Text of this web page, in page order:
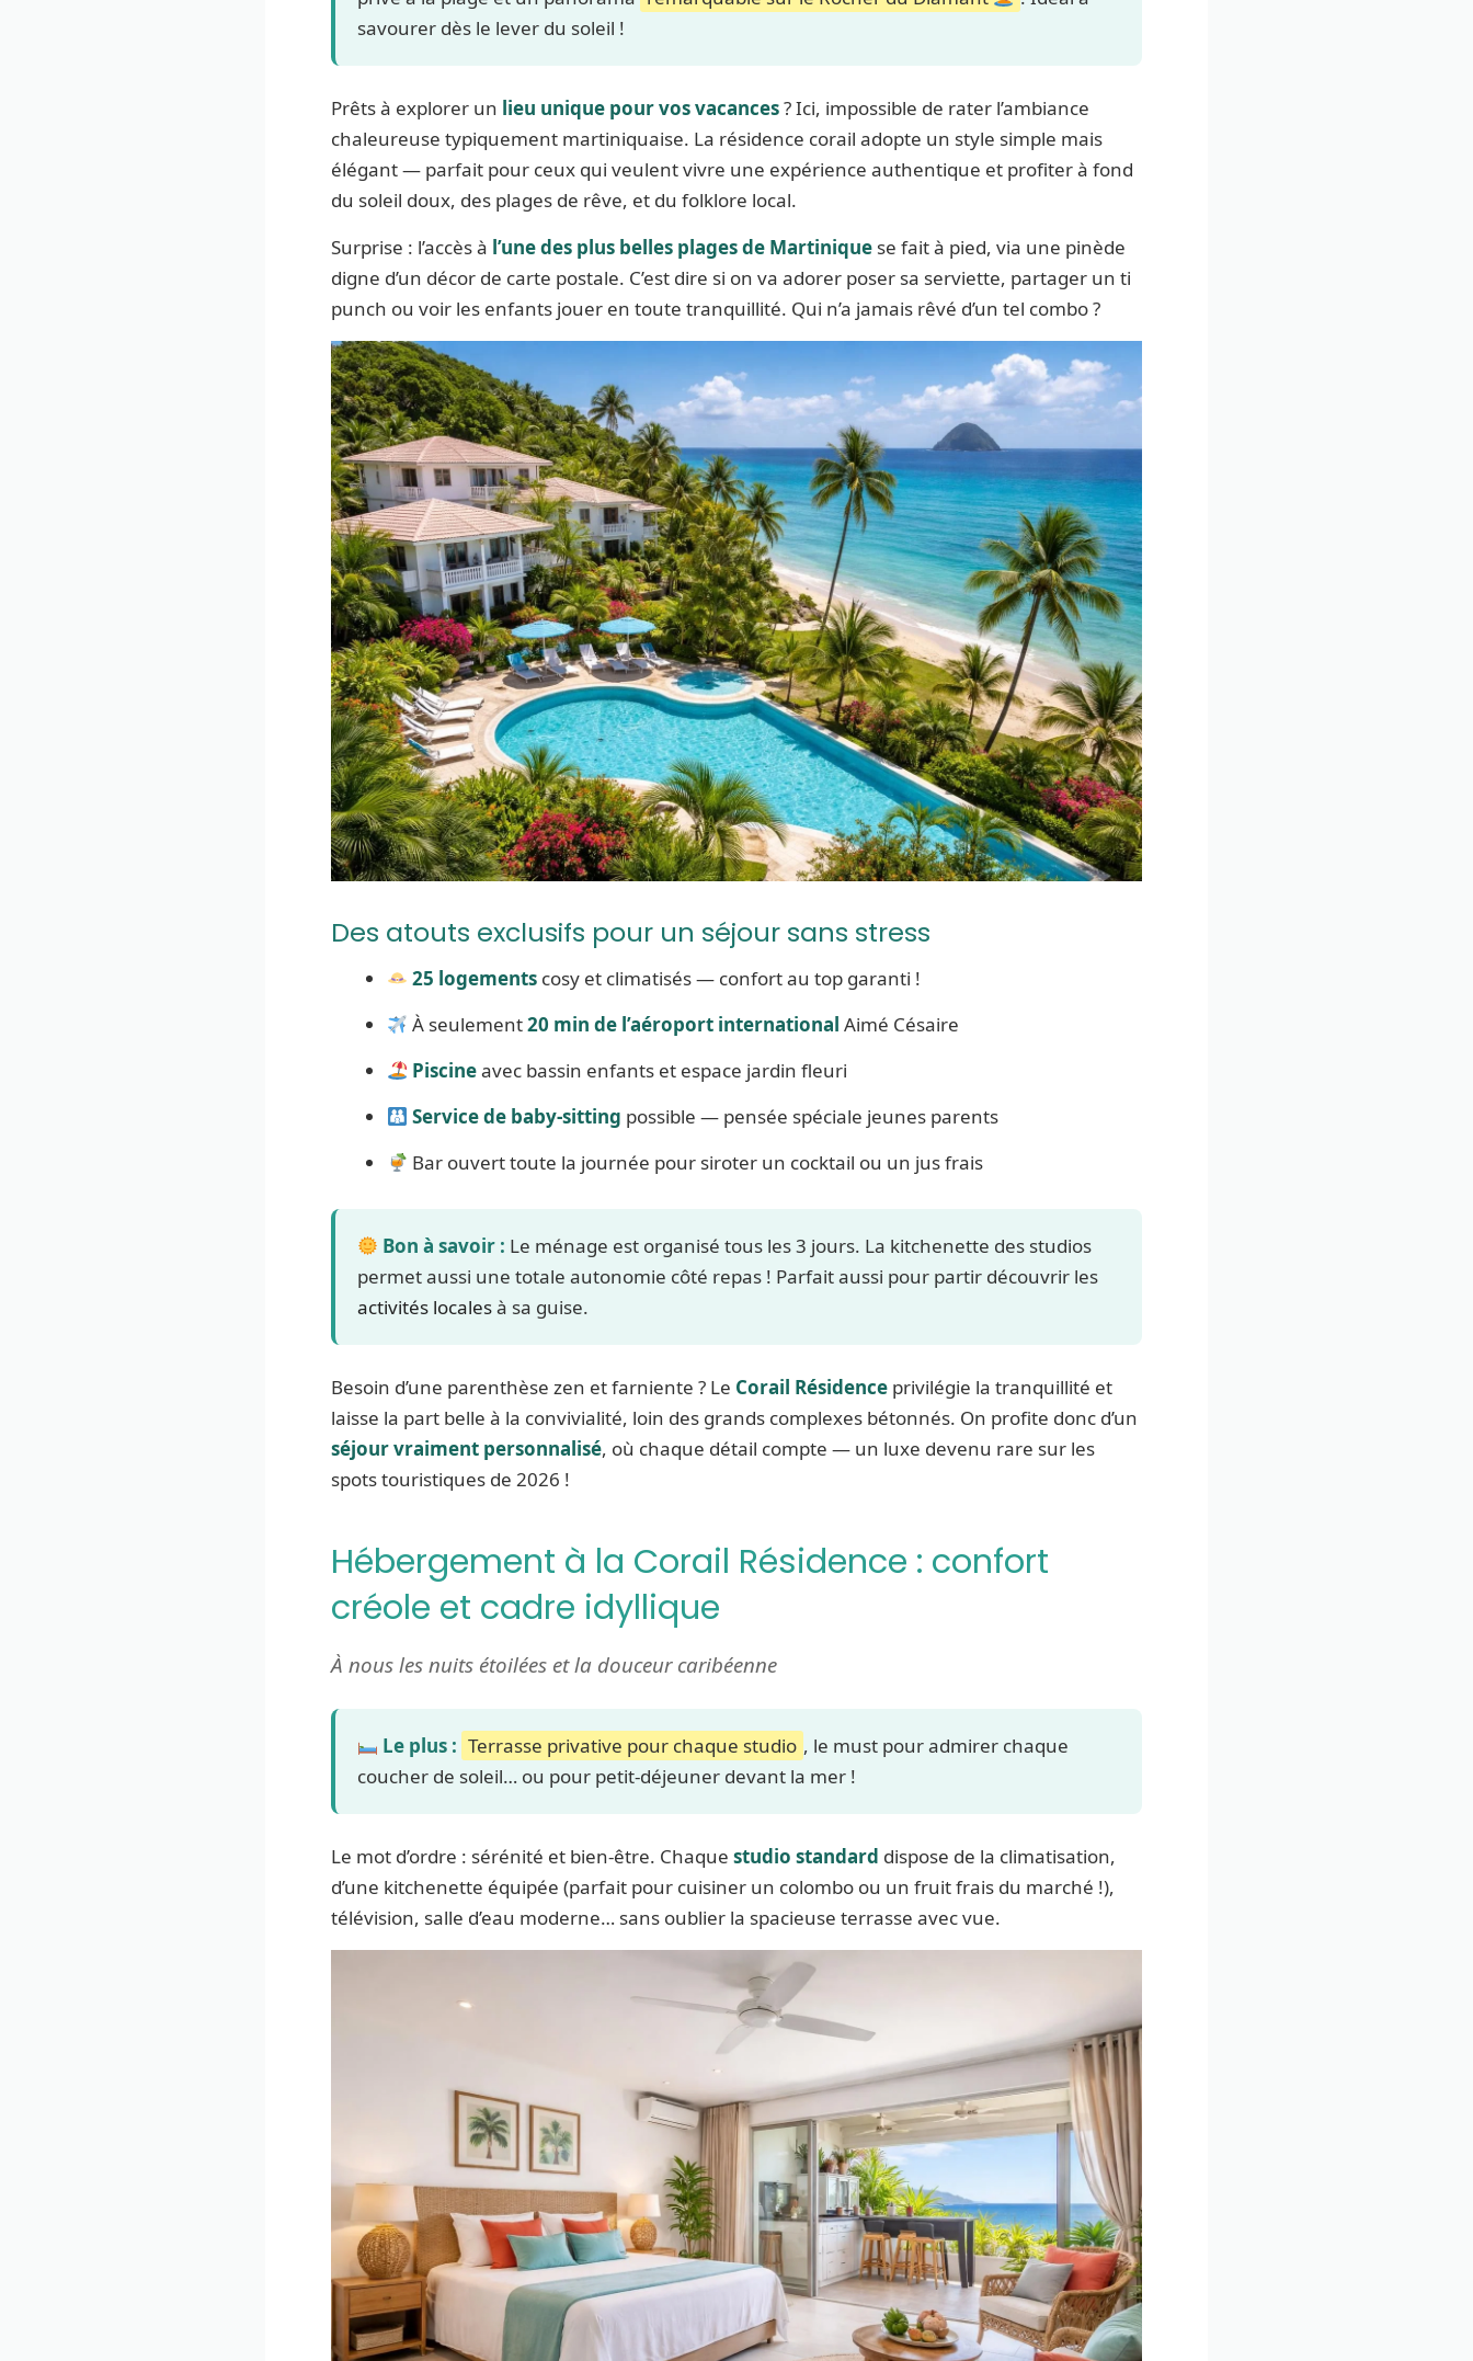
savourer dès le lever du soleil !
Prêts à explorer un lieu unique pour vos vacances? Ici, impossible de rater l’ambiance
chaleureuse typiquement martiniquaise. La résidence corail adopte un style simple mais
élégant — parfait pour ceux qui veulent vivre une expérience authentique et profiter à fond
du soleil doux, des plages de rêve, et du folklore local.
Surprise : l’accès à l’une des plus belles plages de Martinique se fait à pied, via une pinède
digne d’un décor de carte postale. C’est dire si on va adorer poser sa serviette, partager un ti
punch ou voir les enfants jouer en toute tranquillité. Qui n’a jamais rêvé d’un tel combo ?
Des atouts exclusifs pour un séjour sans stress
25 logements cosy et climatisés — confort au top garanti !
À seulement20 min de l’aéroport international Aimé Césaire
Piscineavec bassin enfants et espace jardin fleuri
Service de baby-sitting possible — pensée spéciale jeunes parents
Bar ouvert toute la journée pour siroter un cocktail ou un jus frais
Bon à savoir : Le ménage est organisé tous les 3 jours. La kitchenette des studios
permet aussi une totale autonomie côté repas ! Parfait aussi pour partir découvrir les
activités localesà sa guise.
Besoin d’une parenthèse zen et farniente ? Le Corail Résidence privilégie la tranquillité et
laisse la part belle à la convivialité, loin des grands complexes bétonnés. On profite donc d’un
séjour vraiment personnalisé, où chaque détail compte — un luxe devenu rare sur les
spots touristiques de 2026 !
Hébergement à la Corail Résidence : confort
créole et cadre idyllique
À nous les nuits étoilées et la douceur caribéenne
Le plus : Terrasse privative pour chaque studio , le must pour admirer chaque
coucher de soleil… ou pour petit-déjeuner devant la mer !
Le mot d’ordre : sérénité et bien-être. Chaque studio standard dispose de la climatisation,
d’une kitchenette équipée (parfait pour cuisiner un colombo ou un fruit frais du marché !),
télévision, salle d’eau moderne… sans oublier la spacieuse terrasse avec vue.